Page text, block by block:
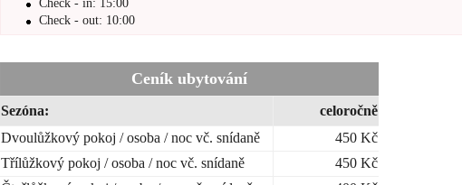
Check - in: 15:00
Check - out: 10:00
Ceník ubytování
Sezóna:
celoročně
Dvoulůžkový pokoj / osoba / noc vč. snídaně
450 Kč
Třílůžkový pokoj / osoba / noc vč. snídaně
450 Kč